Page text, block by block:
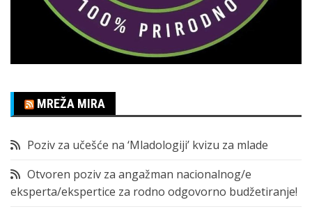
MREŽA MIRA
Poziv za učešće na ‘Mladologiji’ kvizu za mlade
Otvoren poziv za angažman nacionalnog/e
eksperta/ekspertice za rodno odgovorno budžetiranje!